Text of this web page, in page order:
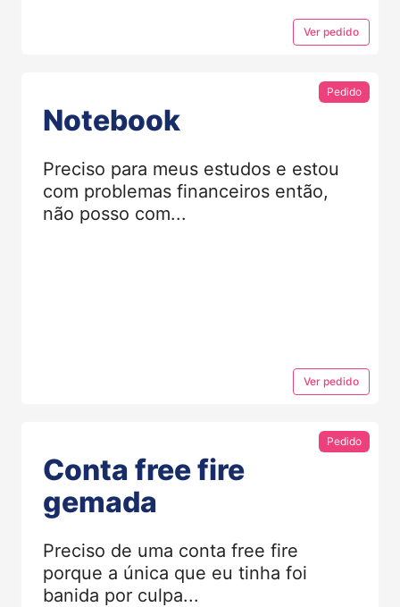
Ver pedido
Pedido
Notebook
Preciso para meus estudos e estou
com problemas financeiros então,
não posso com...
Ver pedido
Pedido
Conta free fire
gemada
Preciso de uma conta free fire
porque a única que eu tinha foi
banida por culpa...